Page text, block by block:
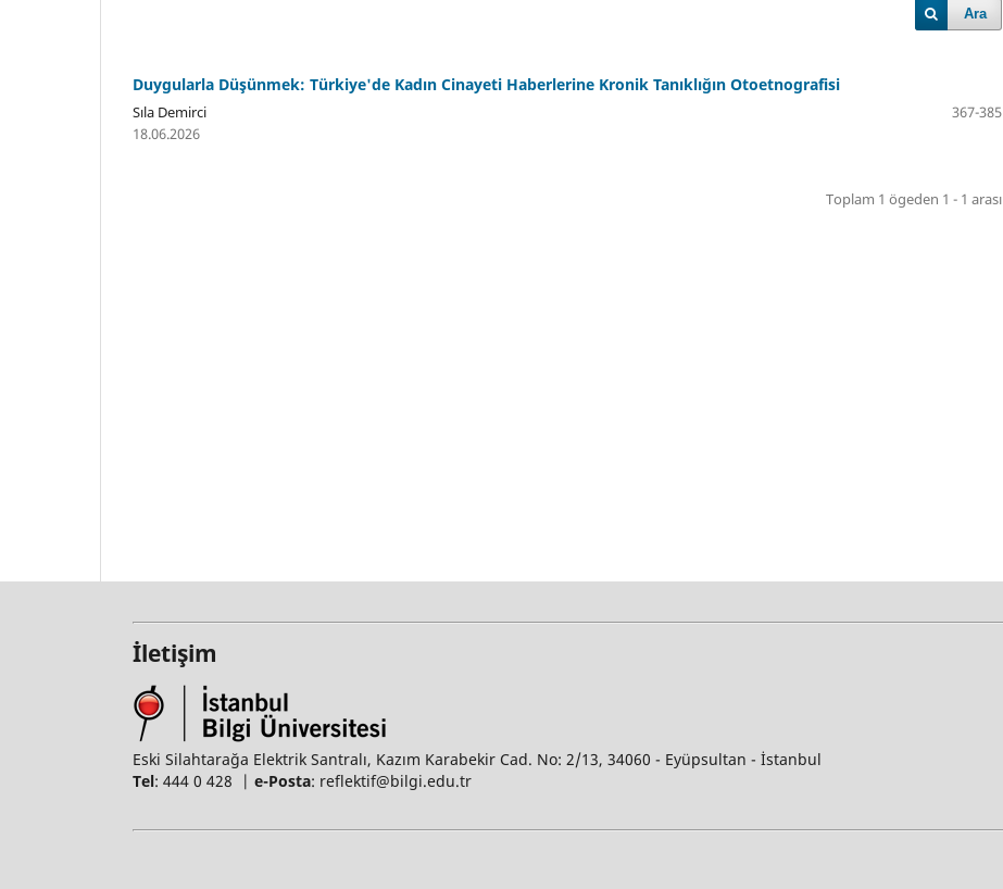
Ara
Duygularla Düşünmek: Türkiye'de Kadın Cinayeti Haberlerine Kronik Tanıklığın Otoetnografisi
Sıla Demirci
367-385
18.06.2026
Toplam 1 ögeden 1 - 1 arası
İletişim
Eski Silahtarağa Elektrik Santralı, Kazım Karabekir Cad. No: 2/13, 34060 - Eyüpsultan - İstanbul
Tel: 444 0 428 | e-Posta: reflektif@bilgi.edu.tr